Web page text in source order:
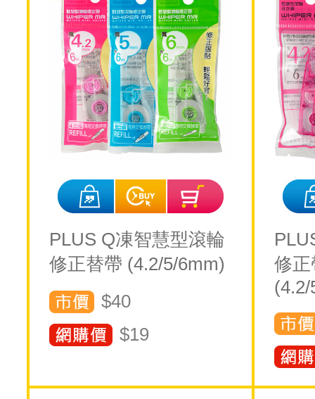
PLUS Q凍智慧型滾輪
修正替帶 (4.2/5/6mm)
$40
$19
修